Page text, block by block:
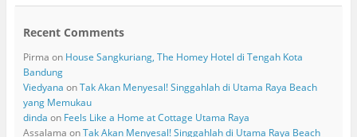
Recent Comments
Pirma on House Sangkuriang, The Homey Hotel di Tengah Kota
Bandung
Viedyana onTak Akan Menyesal! Singgahlah di Utama Raya Beach
yang Memukau
dinda on Feels Like a Home at Cottage Utama Raya
Assalama onTak Akan Menyesal! Singgahlah di Utama Raya Beach